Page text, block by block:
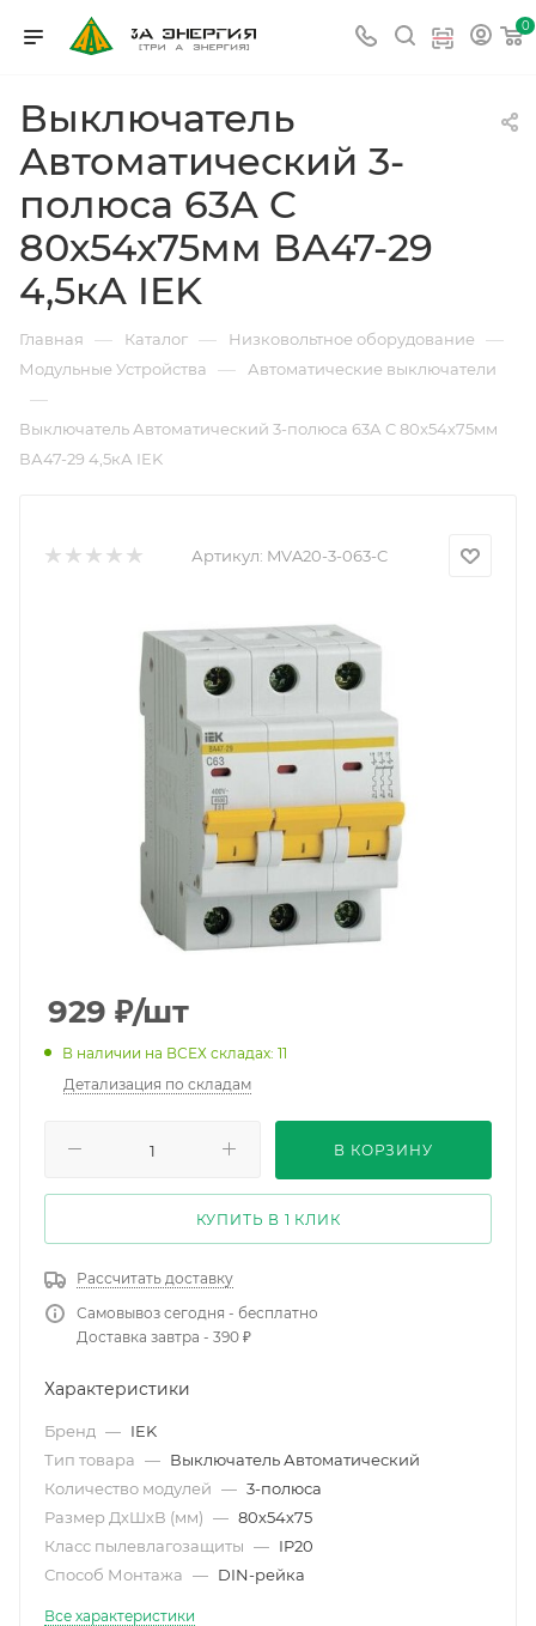
0
Выключатель
Автоматический 3-
полюса 63А C
80х54х75мм ВА47-29
4,5кА IEK
Главная — Каталог — Низковольтное оборудование —
Модульные Устройства — Автоматические выключатели
—
Выключатель Автоматический 3-полюса 63А C 80х54х75мм
ВА47-29 4,5кА IEK
Артикул: MVA20-3-063-C
929 ₽/шт
В наличии на ВСЕХ складах: 11
Детализация по складам
В КОРЗИНУ
КУПИТЬ В 1 КЛИК
Рассчитать доставку
Самовывоз сегодня - бесплатно
Доставка завтра - 390 ₽
Характеристики
Бренд — IEK
Тип товара — Выключатель Автоматический
Количество модулей — 3-полюса
Размер ДхШхВ (мм) — 80х54х75
Класс пылевлагозащиты — IP20
Способ Монтажа — DIN-рейка
Все характеристики